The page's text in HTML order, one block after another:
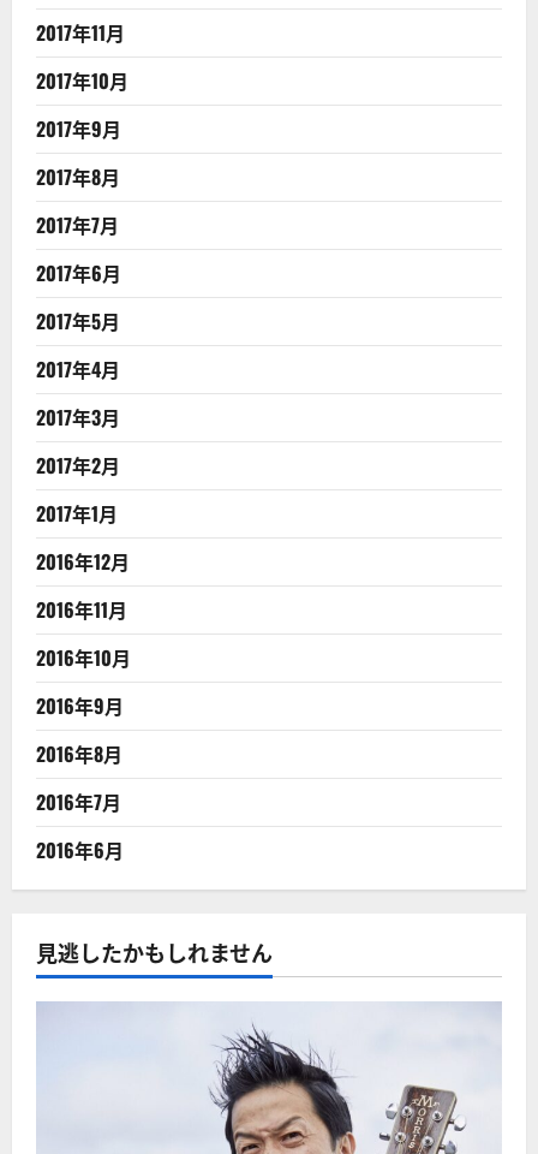
2017年11月
2017年10月
2017年9月
2017年8月
2017年7月
2017年6月
2017年5月
2017年4月
2017年3月
2017年2月
2017年1月
2016年12月
2016年11月
2016年10月
2016年9月
2016年8月
2016年7月
2016年6月
見逃したかもしれません